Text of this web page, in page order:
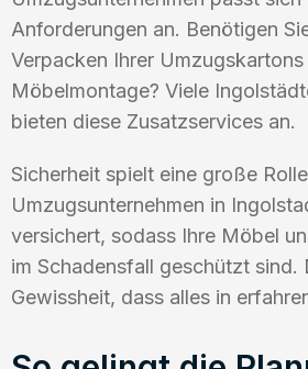
Anforderungen an. Benötigen
Verpacken Ihrer
Möbelmontage? Viele
bieten diese Zusatzservices an.
Sicherheit spielt eine große
Umzugsunternehmen in
versichert, sodass Ihre Möbel
im Schadensfall geschützt sind.
Gewissheit, dass alles in